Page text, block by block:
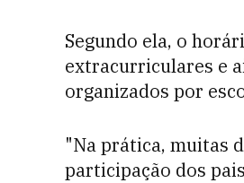
Segundo ela, o
extracurriculares e
organizados por
"Na prática, muitas
participação dos